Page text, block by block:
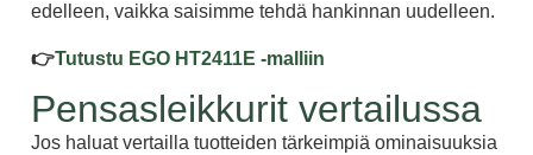
edelleen, vaikka saisimme tehdä hankinnan uudelleen.
👉Tutustu EGO HT2411E -malliin
Pensasleikkurit vertailussa
Jos haluat vertailla tuotteiden tärkeimpiä ominaisuuksia